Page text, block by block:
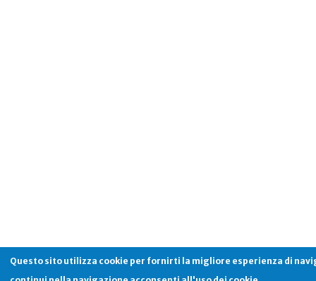
Questo sito utilizza cookie per fornirti la migliore esperienza di